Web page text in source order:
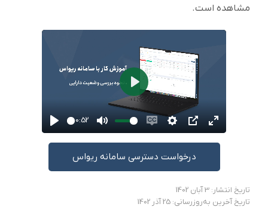
مشاهده است.
Play
00:52
Mute
EnableSettings
PIP Enter
Play
درخواست دسترسی سامانه ریواس
تاریخ انتشار: 3 آبان 1402
تاریخ آخرین به‌روزرسانی: 25 آذر 1402